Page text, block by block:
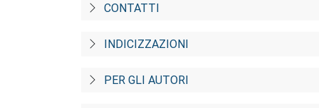
CONTATTI
INDICIZZAZIONI
PER GLI AUTORI